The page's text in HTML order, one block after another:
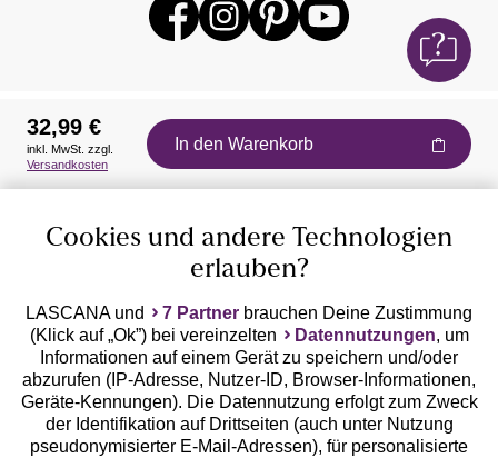
Auszeichnungen
Geprüfte Sicherheit
32,99 €
inkl. MwSt. zzgl.
Versandkosten
In den Warenkorb
Cookies und andere Technologien
erlauben?
LASCANA und 7 Partner brauchen Deine Zustimmung
(Klick auf „Ok”) bei vereinzelten
Datennutzungen, um
Informationen auf einem Gerät zu speichern und/oder
abzurufen (IP-Adresse, Nutzer-ID, Browser-Informationen,
Geräte-Kennungen). Die Datennutzung erfolgt zum Zweck
der Identifikation auf Drittseiten (auch unter Nutzung
pseudonymisierter E-Mail-Adressen), für personalisierte